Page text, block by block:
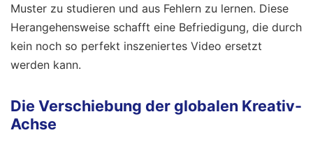
Muster zu studieren und aus Fehlern zu lernen. Diese
Herangehensweise schafft eine Befriedigung, die durch
kein noch so perfekt inszeniertes Video ersetzt
werden kann.
Die Verschiebung der globalen Kreativ-
Achse